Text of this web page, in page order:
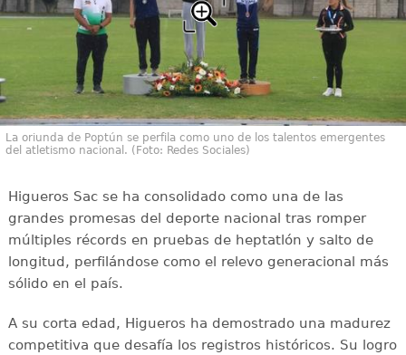
La oriunda de Poptún se perfila como uno de los talentos emergentes
del atletismo nacional. (Foto: Redes Sociales)
Higueros Sac se ha consolidado como una de las
grandes promesas del deporte nacional tras romper
múltiples récords en pruebas de heptatlón y salto de
longitud, perfilándose como el relevo generacional más
sólido en el país.
A su corta edad, Higueros ha demostrado una madurez
competitiva que desafía los registros históricos. Su logro